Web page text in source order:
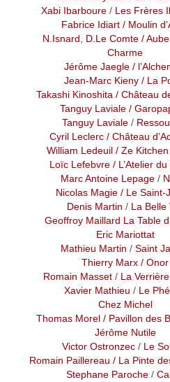
Xabi Ibarboure/ Les Frères
Fabrice Idiart/ Moulin
N.Isnard, D.Le Comte/
Charme
Jérôme Jaegle/
Jean-Marc Kieny / La
Takashi Kinoshita / Château
Tanguy Laviale /
Tanguy Laviale/
Cyril Leclerc/ Château
William Ledeuil / Ze
Loïc Lefebvre/ L’Atelier du
Marc Antoine Lepage /
Nicolas Magie/ Le Saint-
Denis Martin/ La Belle
Geoffroy Maillard La Table
Eric Mariottat
Mathieu Martin /Saint
Thierry Marx / Onor
Romain Masset/ La
Xavier Mathieu / Le
Chez Michel
Thomas Morel / Pavillon des
Jérôme Nutile
Victor Ostronzec / Le
Romain Paillereau / La Pinte
Stephane Paroche /